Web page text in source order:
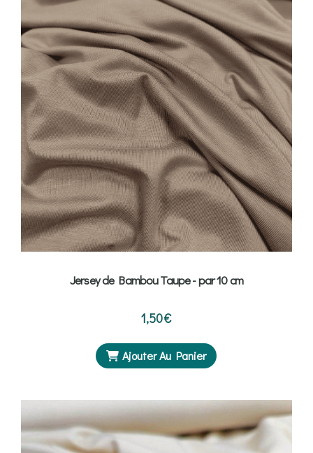
Jersey de Bambou Taupe - par 10 cm
1,50€
Ajouter Au Panier